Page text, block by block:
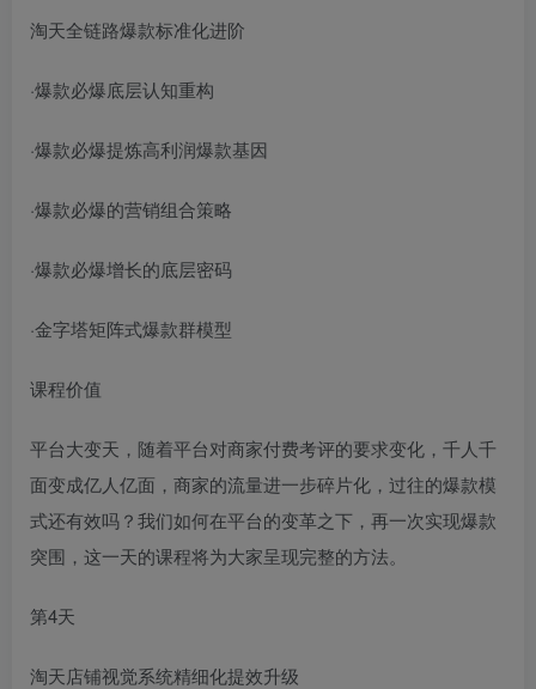
淘天全链路爆款标准化进阶
·爆款必爆底层认知重构
·爆款必爆提炼高利润爆款基因
·爆款必爆的营销组合策略
·爆款必爆增长的底层密码
·金字塔矩阵式爆款群模型
课程价值
平台大变天，随着平台对商家付费考评的要求变化，千人千
面变成亿人亿面，商家的流量进一步碎片化，过往的爆款模
式还有效吗？我们如何在平台的变革之下，再一次实现爆款
突围，这一天的课程将为大家呈现完整的方法。
第4天
淘天店铺视觉系统精细化提效升级